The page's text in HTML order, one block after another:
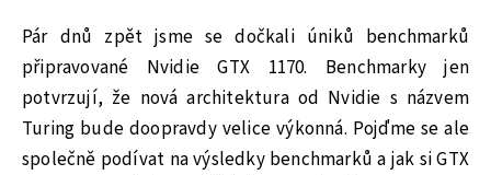
Pár dnů zpět jsme se dočkali úniků benchmarků
připravované Nvidie GTX 1170. Benchmarky jen
potvrzují, že nová architektura od Nvidie s názvem
Turing bude doopravdy velice výkonná. Pojďme se ale
společně podívat na výsledky benchmarků a jak si GTX